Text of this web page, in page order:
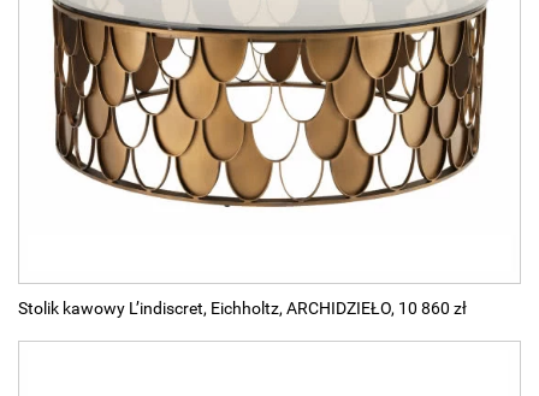
Stolik kawowy L’indiscret, Eichholtz, ARCHIDZIEŁO, 10 860 zł